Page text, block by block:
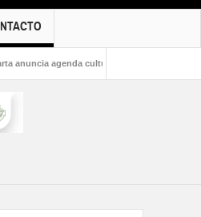
agenda cultural con festivales y